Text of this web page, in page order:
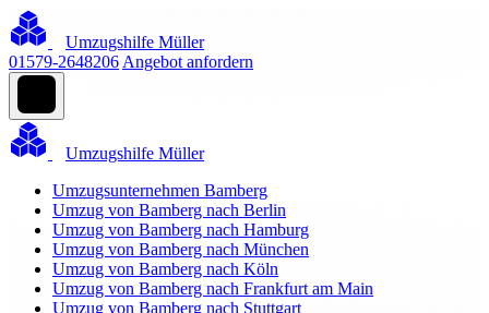
Umzugshilfe Müller
01579-2648206 Angebot anfordern
Umzugshilfe Müller
Umzugsunternehmen Bamberg
Umzug von Bamberg nach Berlin
Umzug von Bamberg nach Hamburg
Umzug von Bamberg nach München
Umzug von Bamberg nach Köln
Umzug von Bamberg nach Frankfurt am Main
Umzug von Bamberg nach Stuttgart